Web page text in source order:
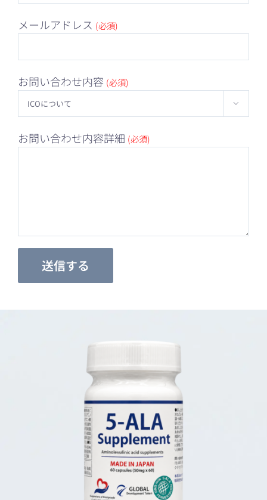
メールアドレス (必須)
お問い合わせ内容 (必須)

お問い合わせ内容詳細 (必須)